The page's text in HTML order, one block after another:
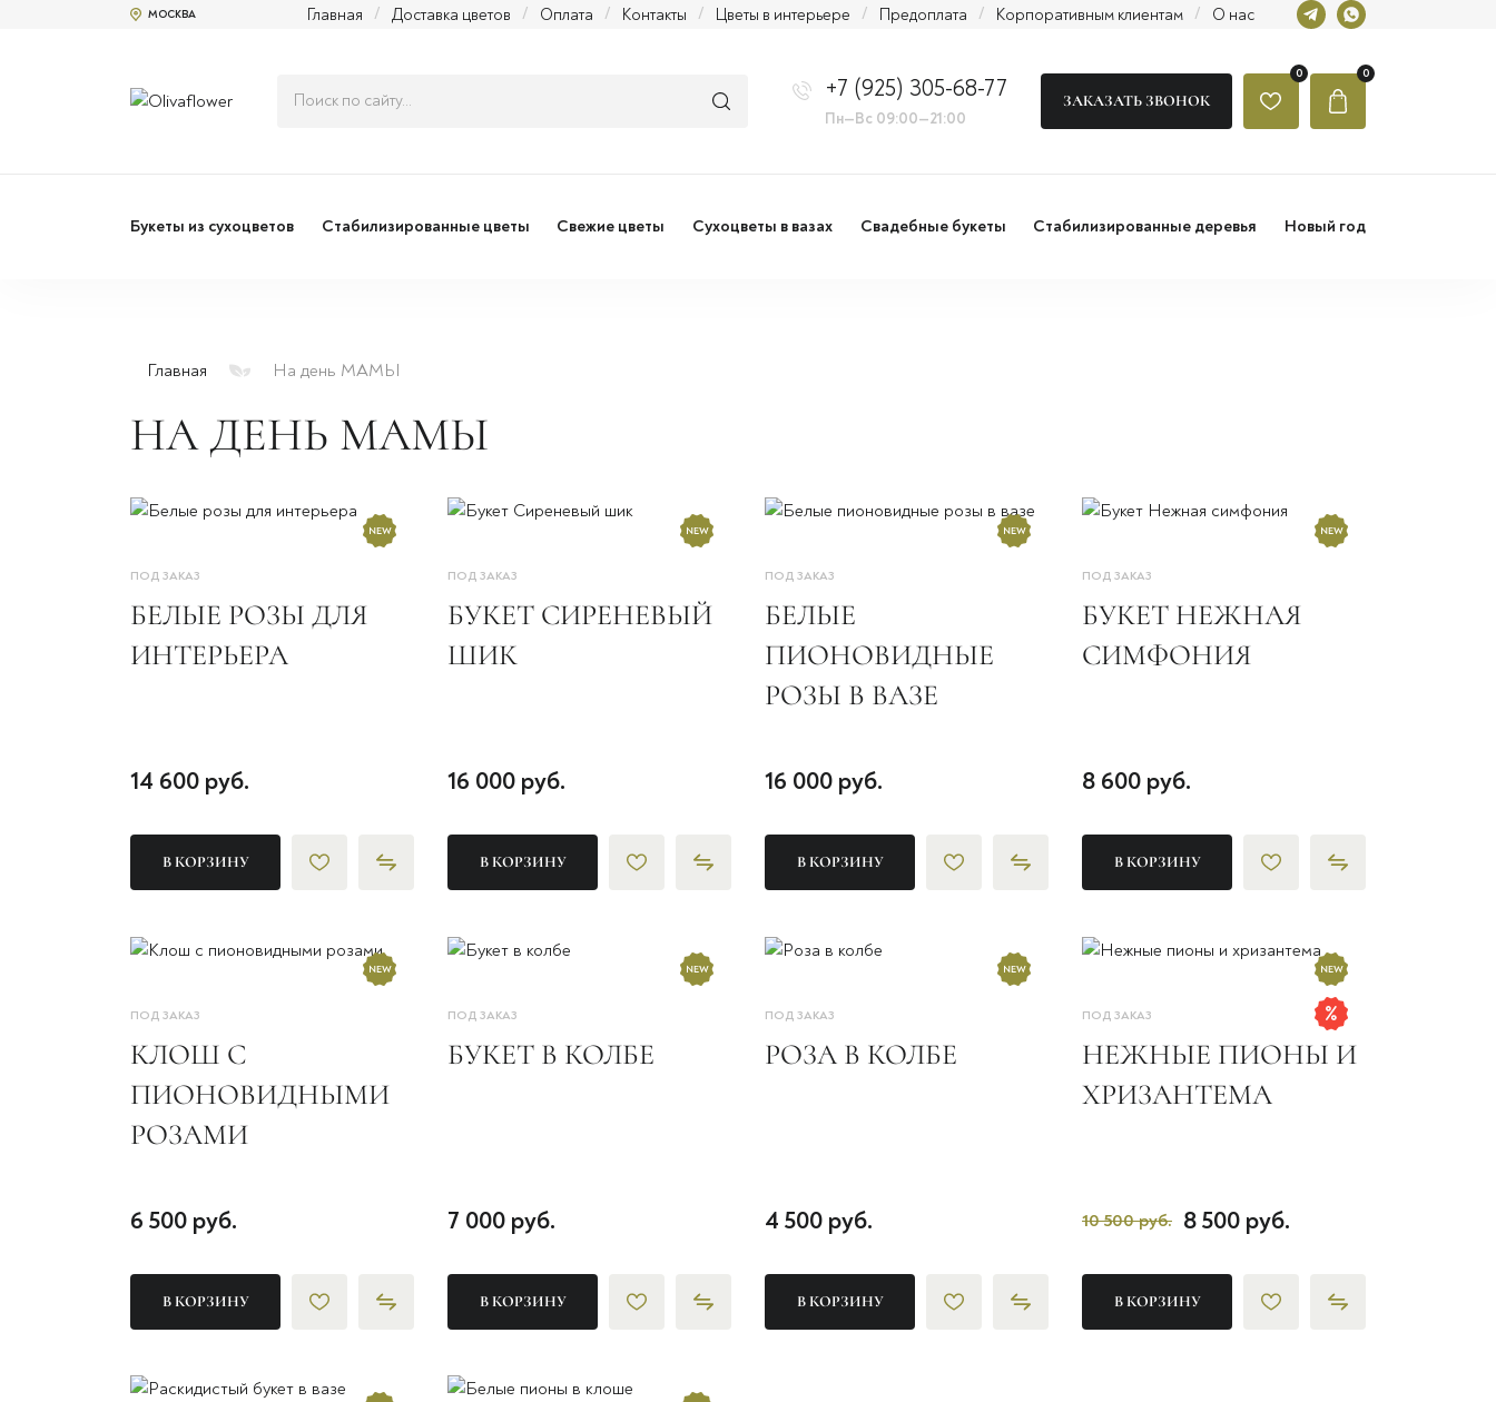
МОСКВА Главная / Доставка цветов / Оплата / Контакты / Цветы в интерьере / Предоплата / Корпоративным клиентам / О нас
+7 (925) 305-68-77
Пн—Вс 09:00—21:00
ЗАКАЗАТЬ ЗВОНОК
0 0
Букеты из сухоцветов Стабилизированные цветы Свежие цветы Сухоцветы в вазах Свадебные букеты Стабилизированные деревья Новый год
Главная На день МАМЫ
НА ДЕНЬ МАМЫ
ПОД ЗАКАЗ
БЕЛЫЕ РОЗЫ ДЛЯ
ИНТЕРЬЕРА
14 600 руб.
В КОРЗИНУ
ПОД ЗАКАЗ
БУКЕТ СИРЕНЕВЫЙ
ШИК
16 000 руб.
В КОРЗИНУ
ПОД ЗАКАЗ
БЕЛЫЕ
ПИОНОВИДНЫЕ
РОЗЫ В ВАЗЕ
16 000 руб.
В КОРЗИНУ
ПОД ЗАКАЗ
БУКЕТ НЕЖНАЯ
СИМФОНИЯ
8 600 руб.
В КОРЗИНУ
ПОД ЗАКАЗ
КЛОШ С
ПИОНОВИДНЫМИ
РОЗАМИ
6 500 руб.
В КОРЗИНУ
ПОД ЗАКАЗ
БУКЕТ В КОЛБЕ
7 000 руб.
В КОРЗИНУ
ПОД ЗАКАЗ
РОЗА В КОЛБЕ
4 500 руб.
В КОРЗИНУ
ПОД ЗАКАЗ
НЕЖНЫЕ ПИОНЫ И
ХРИЗАНТЕМА
10 500 руб. 8 500 руб.
В КОРЗИНУ